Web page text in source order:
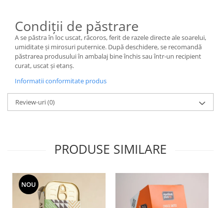
Condiții de păstrare
A se păstra în loc uscat, răcoros, ferit de razele directe ale soarelui,
umiditate și mirosuri puternice. După deschidere, se recomandă
păstrarea produsului în ambalaj bine închis sau într-un recipient
curat, uscat și etanș.
Informatii conformitate produs
Review-uri(0)
PRODUSE SIMILARE
NOU